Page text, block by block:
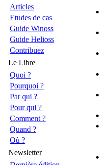
Articles
Etudes de cas
Guide Winoss
Guide Helioss
Contribuez
Le Libre
Quoi ?
Pourquoi ?
Par qui ?
Pour qui ?
Comment ?
Quand ?
Où ?
Newsletter